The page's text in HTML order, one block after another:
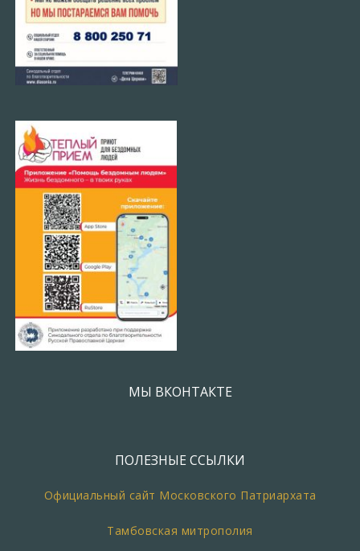
МЫ ВКОНТАКТЕ
ПОЛЕЗНЫЕ ССЫЛКИ
Официальный сайт Московского Патриархата
Тамбовская митрополия